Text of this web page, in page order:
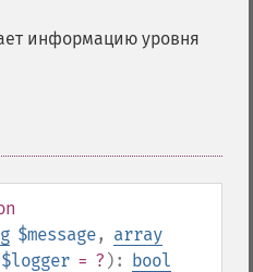
информацию уровня
$message, array
$logger = ? ): bool